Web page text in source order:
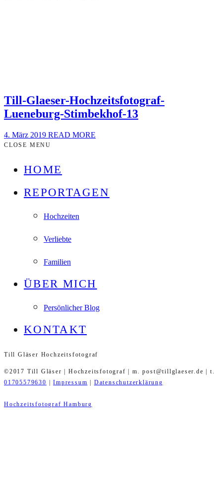
Till-Glaeser-Hochzeitsfotograf-
Lueneburg-Stimbekhof-13
4. März 2019 READ MORE
CLOSE MENU
HOME
REPORTAGEN
Hochzeiten
Verliebte
Familien
ÜBER MICH
Persönlicher Blog
KONTAKT
Till Gläser Hochzeitsfotograf
©2017 Till Gläser | Hochzeitsfotograf | m. post@tillglaeser.de | t.
01705579630
|Impressum Datenschutzerklärung
Hochzeitsfotograf Hamburg